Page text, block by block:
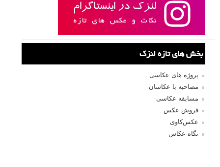
بخش های تازه لنزک
پروژه های عکاسی
مصاحبه با عکاسان
مسابقه عکاسی
فروش عکس
عکس‌کاوی
نگاه عکاس